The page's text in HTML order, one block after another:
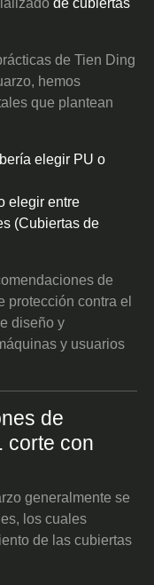
de Tien Ding
hemos
que plantean
elegir PU o
elegir entre
(Cubiertas de
de
protección contra el
diseño y
y usuarios
de
corte con
generalmente se
los cuales
de las cubiertas